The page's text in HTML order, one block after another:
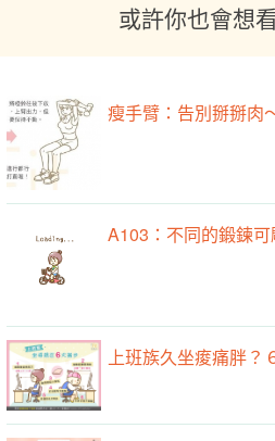
或許你也會想
瘦手臂：告別掰掰肉
A103：不同的鍛鍊
上班族久坐痠痛胖？